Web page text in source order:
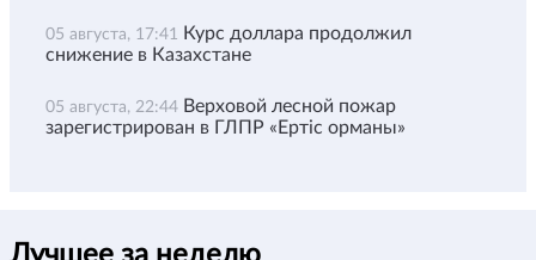
05 августа, 17:41
Курс доллара продолжил
снижение в Казахстане
05 августа, 22:44 Верховой лесной пожар
зарегистрирован в ГЛПР «Ертіс орманы»